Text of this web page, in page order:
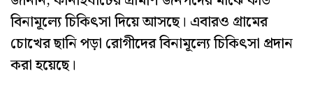
বিনামূল্যে চিকিৎসা দিয়ে আসছে। এবারও গ্রামের
চোখের ছানি পড়া রোগীদের বিনামূল্যে চিকিৎসা প্রদান
করা হয়েছে।